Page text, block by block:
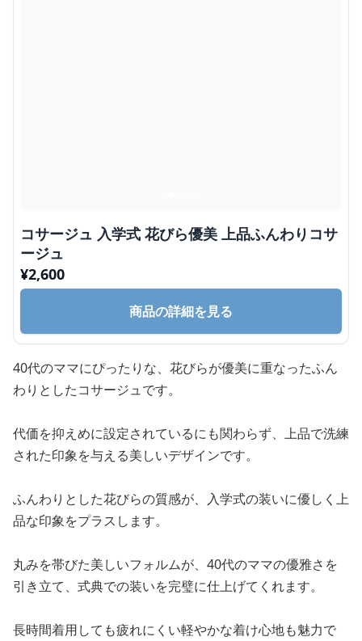
コサージュ 入学式 花びら優美 上品ふんわりコサ
ージュ
¥2,600
商品の詳細を見る
40代のママにぴったりな、花びらが優美に重なったふん
わりとしたコサージュです。
代価を抑えめに設定されているにも関わらず、上品で洗練
された印象を与える美しいデザインです。
ふんわりとした花びらの質感が、入学式の装いに優しく上
品な印象をプラスします。
丸みを帯びた美しいフォルムが、40代のママの優雅さを
引き立て、式典での装いを完璧に仕上げてくれます。
長時間着用しても疲れにくい軽やかな着け心地も魅力で